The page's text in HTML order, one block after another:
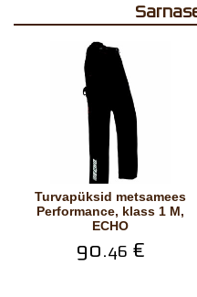
Turvapüksid metsamees
Performance, klass 1 M,
ECHO
90.46 €